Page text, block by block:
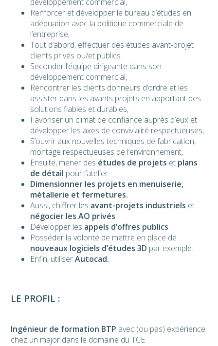
Renforcer et développer le bureau d’études en
adéquation avec la politique commerciale de
l’entreprise,
Tout d’abord, effectuer des études avant-projet
clients privés ou/et publics.
Seconder l’équipe dirigeante dans son
développement commercial,
Rencontrer les clients donneurs d’ordre et les
assister dans les avants projets en apportant des
solutions fiables et durables,
Favoriser un climat de confiance auprès d’eux et
développer les axes de convivialité respectueuses,
S’ouvrir aux nouvelles techniques de fabrication,
montage respectueuses de l’environnement,
Ensuite, mener des études de projets et plans
de détail pour l’atelier.
Dimensionner les projets en menuiserie,
métallerie et fermetures.
Aussi, chiffrer les avant-projets industriels et
négocier les AO privés.
Développer les appels d’offres publics.
Posséder la volonté de mettre en place de
nouveaux logiciels d’études 3D par exemple.
Enfin, utiliserAutocad.
LE PROFIL :
Ingénieur de formation BTP avec (ou pas) expérience
chez un major dans le domaine du TCE